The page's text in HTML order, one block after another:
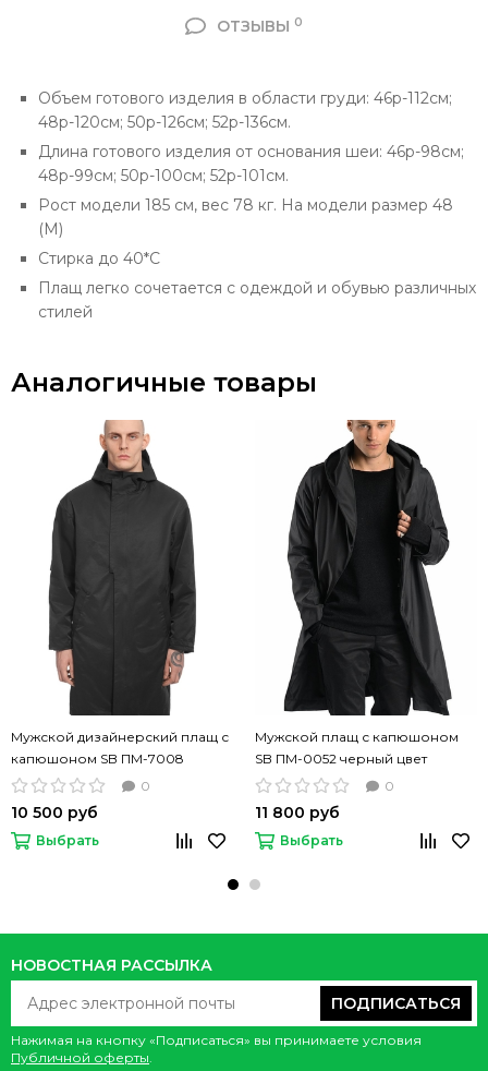
ОТЗЫВЫ 0
Объем готового изделия в области груди: 46р-112см;
48р-120см; 50р-126см; 52р-136см.
Длина готового изделия от основания шеи: 46р-98см;
48р-99см; 50р-100см; 52р-101см.
Рост модели 185 см, вес 78 кг. На модели размер 48
(М)
Стирка до 40*С
Плащ легко сочетается с одеждой и обувью различных
стилей
Аналогичные товары
Мужской дизайнерский плащ с
капюшоном SB ПМ-7008
черный цвет
0
10 500 руб
Выбрать
Мужской плащ с капюшоном
SB ПМ-0052 черный цвет
0
11 800 руб
Выбрать
НОВОСТНАЯ РАССЫЛКА
ПОДПИСАТЬСЯ
Нажимая на кнопку «Подписаться» вы принимаете условия
Публичной оферты.